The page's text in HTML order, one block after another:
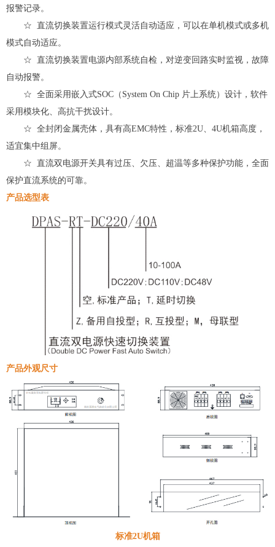
报警记录。
☆ 直流切换装置运行模式灵活自动适应，可以在单机模式或多机
模式自动适应。
☆ 直流切换装置电源内部系统自检，对逆变回路实时监视，故障
自动报警。
☆ 全面采用嵌入式SOC（System On Chip 片上系统）设计，软件
采用模块化、高抗干扰设计。
☆ 全封闭金属壳体，具有高EMC特性，标准2U、4U机箱高度，
适宜集中组屏。
☆ 直流双电源开关具有过压、欠压、超温等多种保护功能，全面
保护直流系统的可靠。
产品选型表
产品外观尺寸
标准2U机箱